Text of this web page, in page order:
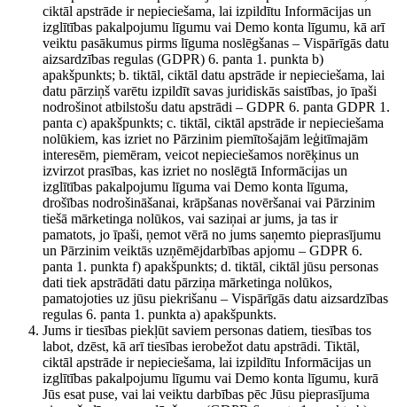
ciktāl apstrāde ir nepieciešama, lai izpildītu Informācijas un
izglītības pakalpojumu līgumu vai Demo konta līgumu, kā arī
veiktu pasākumus pirms līguma noslēgšanas – Vispārīgās datu
aizsardzības regulas (GDPR) 6. panta 1. punkta b)
apakšpunkts; b. tiktāl, ciktāl datu apstrāde ir nepieciešama, lai
datu pārziņš varētu izpildīt savas juridiskās saistības, jo īpaši
nodrošinot atbilstošu datu apstrādi – GDPR 6. panta GDPR 1.
panta c) apakšpunkts; c. tiktāl, ciktāl apstrāde ir nepieciešama
nolūkiem, kas izriet no Pārzinim piemītošajām leģitīmajām
interesēm, piemēram, veicot nepieciešamos norēķinus un
izvirzot prasības, kas izriet no noslēgtā Informācijas un
izglītības pakalpojumu līguma vai Demo konta līguma,
drošības nodrošināšanai, krāpšanas novēršanai vai Pārzinim
tiešā mārketinga nolūkos, vai saziņai ar jums, ja tas ir
pamatots, jo īpaši, ņemot vērā no jums saņemto pieprasījumu
un Pārzinim veiktās uzņēmējdarbības apjomu – GDPR 6.
panta 1. punkta f) apakšpunkts; d. tiktāl, ciktāl jūsu personas
dati tiek apstrādāti datu pārziņa mārketinga nolūkos,
pamatojoties uz jūsu piekrišanu – Vispārīgās datu aizsardzības
regulas 6. panta 1. punkta a) apakšpunkts.
Jums ir tiesības piekļūt saviem personas datiem, tiesības tos
labot, dzēst, kā arī tiesības ierobežot datu apstrādi. Tiktāl,
ciktāl apstrāde ir nepieciešama, lai izpildītu Informācijas un
izglītības pakalpojumu līgumu vai Demo konta līgumu, kurā
Jūs esat puse, vai lai veiktu darbības pēc Jūsu pieprasījuma